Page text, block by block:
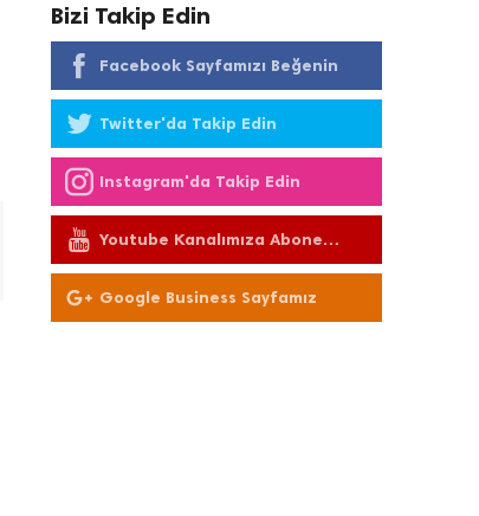
Bizi Takip Edin
Facebook Sayfamızı Beğenin
Twitter'da Takip Edin
Instagram'da Takip Edin
Youtube Kanalımıza Abone
Olun
Google Business Sayfamız